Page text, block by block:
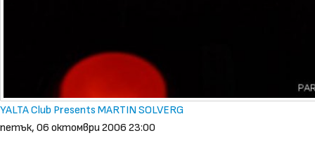
YALTA Club Presents MARTIN SOLVERG
петък, 06 октомври 2006 23:00